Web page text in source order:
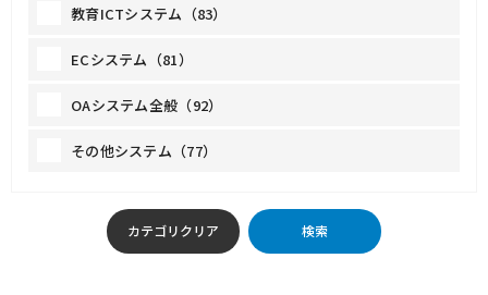
教育ICTシステム（83）
ECシステム（81）
OAシステム全般（92）
その他システム（77）